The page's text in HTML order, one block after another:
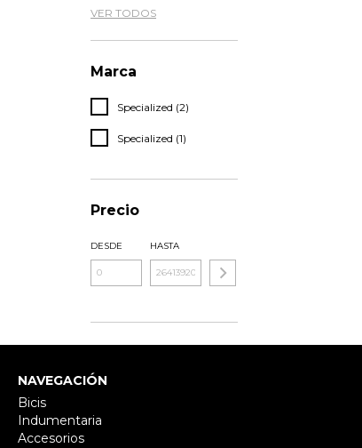
VER TODOS
Marca
Specialized (2)
Specialized (1)
Precio
DESDE HASTA
NAVEGACIÓN
Bicis
Indumentaria
Accesorios